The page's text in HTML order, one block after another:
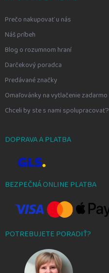
Prečo nakupovať u nás
Náš príbeh
Blog o rozumnom hraní
Darčekový poradca
Predávané značky
Omaľovánky na vytlačenie zadarmo
Chceli by ste s nami spolupracovať?
DOPRAVA A PLATBA
BEZPEČNÁ ONLINE PLATBA
POTREBUJETE PORADIŤ?